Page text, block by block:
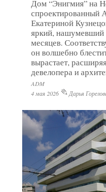
Дом “Энигмия” на
спроектированный
Екатериной
яркий, нашумевший
месяцев.
он волшебно
вырастает,
девелопера и
ADM
4 мая 2026
Дарья